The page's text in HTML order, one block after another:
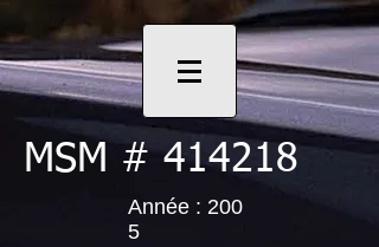
MSM # 414218
Année : 200
5